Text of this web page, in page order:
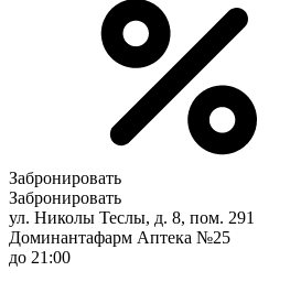
Забронировать
Забронировать
ул. Николы Теслы, д. 8, пом. 291
Доминантафарм Аптека №25
до 21:00